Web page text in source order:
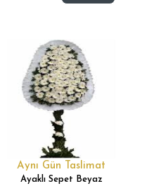
Aynı Gün Taslimat
Ayaklı Sepet Beyaz